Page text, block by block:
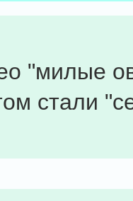
"милые
стали